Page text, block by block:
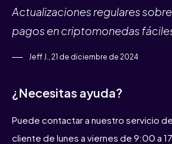
Actualizaciones regulares
pagos en criptomonedas
Jeff J., 21 de diciembre de 2024
¿Necesitas ayuda?
Puede contactar a nuestro servicio
cliente de lunes a viernes de 9:00 a